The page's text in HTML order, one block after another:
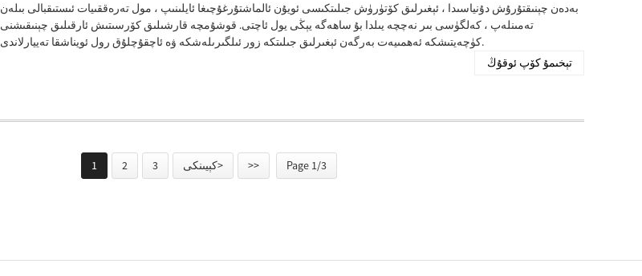
بەدەن چېنىقتۇرۇش دۇنياسىدا ، ئېغىرلىق كۆتۈرۈش جىلىتكىسى ئويۇن ئالماشتۇرغۇچىغا ئايلىنىپ ، مول تەرەققىيات ئىستىقبالى بىلەن
تەمىنلەپ ، كەلگۈسى بىر نەچچە يىلدا بۇ ساھەگە يېڭى يول ئاچتى. قوشۇمچە قارشىلىق كۆرسىتىش ئارقىلىق چېنىقىشنى
كۈچەيتىشكە ئەھمىيەت بەرگەن ئېغىرلىق جىلىتكە زور ئىلگىرىلەشكە ۋە ئاچقۇچلۇق رول ئويناشقا تەييارلاندى.
تېخىمۇ كۆپ ئوقۇڭ
1 2 3 كېيىنكى> >> Page 1/3